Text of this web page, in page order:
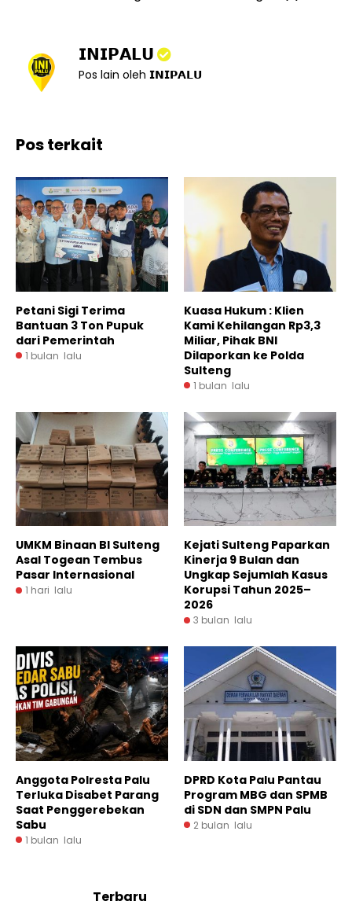
𝗜𝗡𝗜𝗣𝗔𝗟𝗨
Pos lain oleh 𝗜𝗡𝗜𝗣𝗔𝗟𝗨
Pos terkait
Petani Sigi Terima
Bantuan 3 Ton Pupuk
dari Pemerintah
1 bulan lalu
Kuasa Hukum : Klien
Kami Kehilangan Rp3,3
Miliar, Pihak BNI
Dilaporkan ke Polda
Sulteng
1 bulan lalu
UMKM Binaan BI Sulteng
Asal Togean Tembus
Pasar Internasional
1 hari lalu
Kejati Sulteng Paparkan
Kinerja 9 Bulan dan
Ungkap Sejumlah Kasus
Korupsi Tahun 2025–
2026
3 bulan lalu
Anggota Polresta Palu
Terluka Disabet Parang
Saat Penggerebekan
Sabu
1 bulan lalu
DPRD Kota Palu Pantau
Program MBG dan SPMB
di SDN dan SMPN Palu
2 bulan lalu
Terbaru